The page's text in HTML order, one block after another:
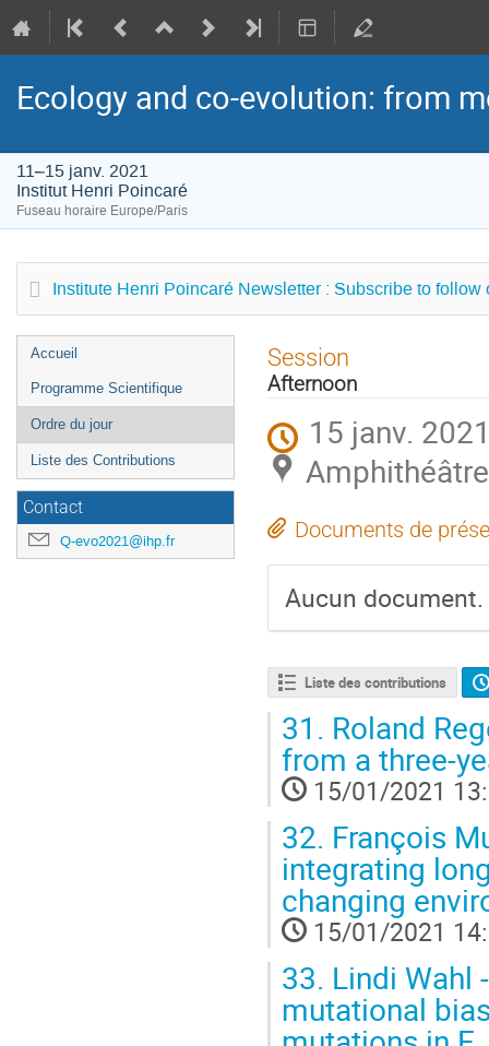
Ecology and co-evolution: from
11–15 janv. 2021
Institut Henri Poincaré
Fuseau horaire Europe/Paris
Institute Henri Poincaré Newsletter : Subscribe to follow
Menu
de
l'événement
Accueil
Programme Scientifique
Ordre du jour
Liste des Contributions
Contact
Q-evo2021@ihp.fr
Session
Afternoon
15 janv.
Documents de
Aucun document.
Liste des contributions
31. Roland
from a three-
15/01/2021
32. François
integrating
changing
15/01/2021
33. Lindi Wahl
mutational